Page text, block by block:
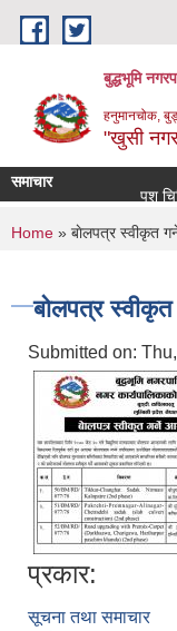
Skip to main content
बुद्धभूमि
हनुमानचोक,
"खुसी
समाचार
पशु
You are
Home » बाेलपत्र स्वीकृत
बाेलपत्र
Submitted on:
प्रकार:
सूचना तथा समाचार